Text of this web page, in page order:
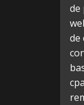
de
de